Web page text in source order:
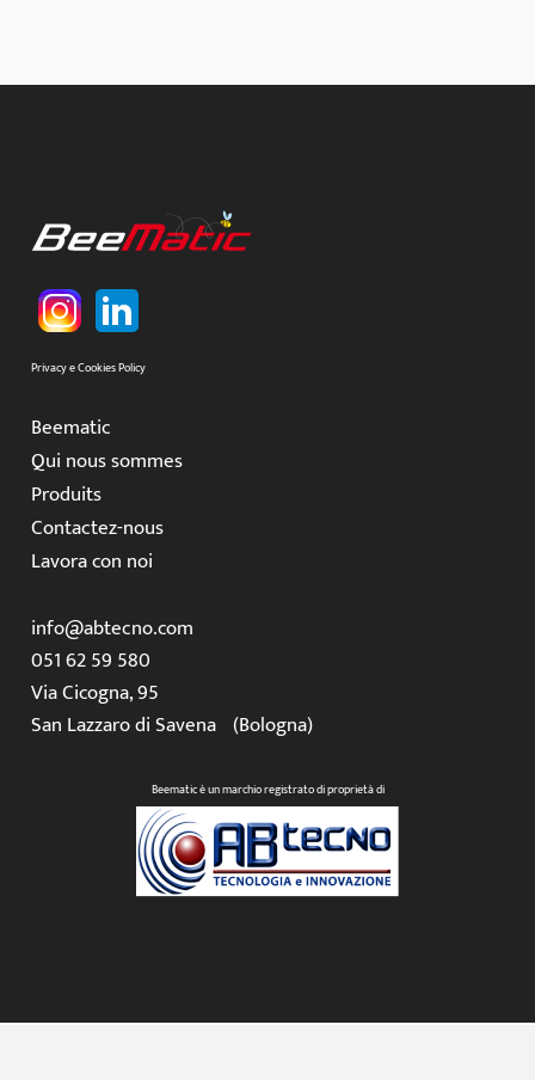
Privacy e Cookies Policy
Beematic
Qui nous sommes
Produits
Contactez-nous
Lavora con noi
info@abtecno.com
051 62 59 580
Via Cicogna, 95
San Lazzaro di Savena (Bologna)
Beematic è un marchio registrato di proprietà di